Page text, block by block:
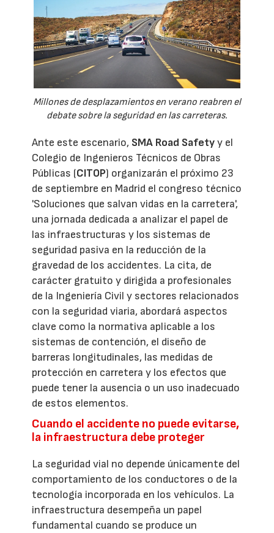
Millones de desplazamientos en verano reabren el
debate sobre la seguridad en las carreteras.
Ante este escenario, SMA Road Safetyy el
Colegio de Ingenieros Técnicos de Obras
Públicas (CITOP) organizarán el próximo 23
de septiembre en Madrid el congreso técnico
'Soluciones que salvan vidas en la carretera',
una jornada dedicada a analizar el papel de
las infraestructuras y los sistemas de
seguridad pasiva en la reducción de la
gravedad de los accidentes. La cita, de
carácter gratuito y dirigida a profesionales
de la Ingeniería Civil y sectores relacionados
con la seguridad viaria, abordará aspectos
clave como la normativa aplicable a los
sistemas de contención, el diseño de
barreras longitudinales, las medidas de
protección en carretera y los efectos que
puede tener la ausencia o un uso inadecuado
de estos elementos.
Cuando el accidente no puede evitarse,
la infraestructura debe proteger
La seguridad vial no depende únicamente del
comportamiento de los conductores o de la
tecnología incorporada en los vehículos. La
infraestructura desempeña un papel
fundamental cuando se produce un